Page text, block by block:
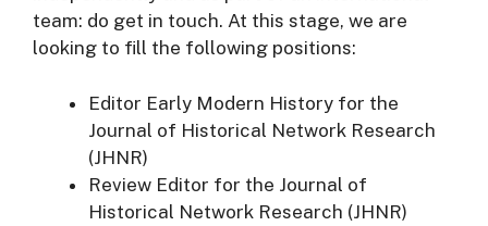
team: do get in touch. At this stage, we are
looking to fill the following positions:
Editor Early Modern History for the
Journal of Historical Network Research
(JHNR)
Review Editor for the Journal of
Historical Network Research (JHNR)